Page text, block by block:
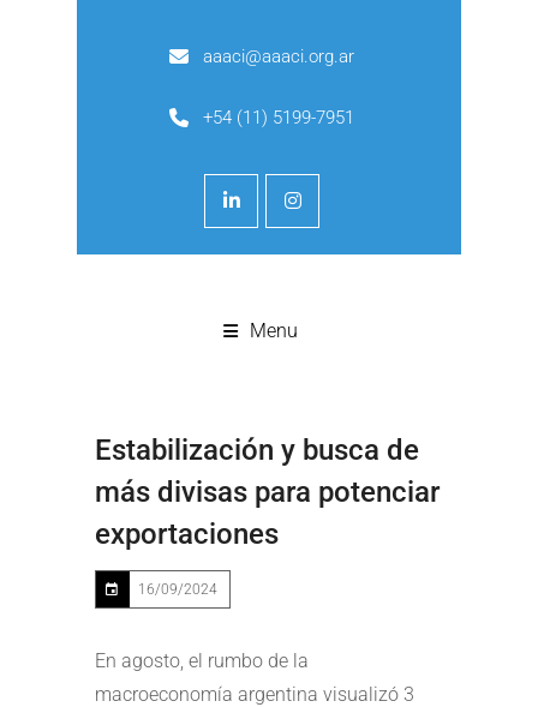
aaaci@aaaci.org.ar
+54 (11) 5199-7951
Menu
Estabilización y busca de
más divisas para potenciar
exportaciones
16/09/2024
En agosto, el rumbo de la
macroeconomía argentina visualizó 3